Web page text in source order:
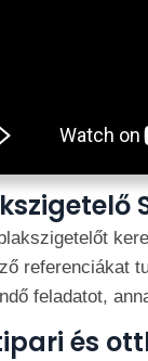
referenciákat
feladatot,
és